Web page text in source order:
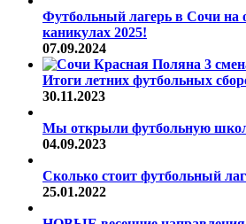
Футбольный лагерь в Сочи на
каникулах 2025!
07.09.2024
Итоги летних футбольных
30.11.2023
Мы открыли футбольную
04.09.2023
Сколько стоит футбольный
25.01.2022